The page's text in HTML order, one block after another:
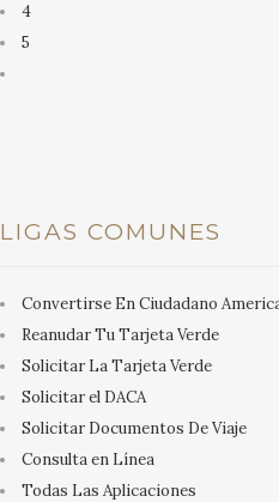
4
5
LIGAS COMUNES
Convertirse En Ciudadano
Reanudar Tu Tarjeta Verde
Solicitar La Tarjeta Verde
Solicitar el DACA
Solicitar Documentos De Viaje
Consulta en Línea
Todas Las Aplicaciones